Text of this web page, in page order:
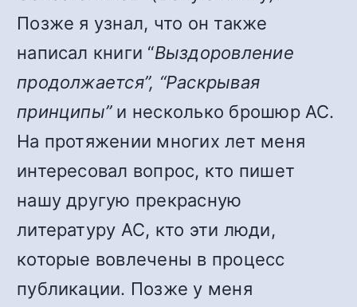
Позже я узнал, что он также
написал книги “Выздоровление
продолжается”, “Раскрывая
принципы”и несколько брошюр АС.
На протяжении многих лет меня
интересовал вопрос, кто пишет
нашу другую прекрасную
литературу АС, кто эти люди,
которые вовлечены в процесс
публикации. Позже у меня